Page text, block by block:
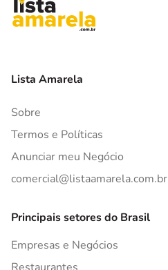
Lista Amarela
Sobre
Termos e Políticas
Anunciar meu Negócio
comercial@listaamarela.com.br
Principais setores do Brasil
Empresas e Negócios